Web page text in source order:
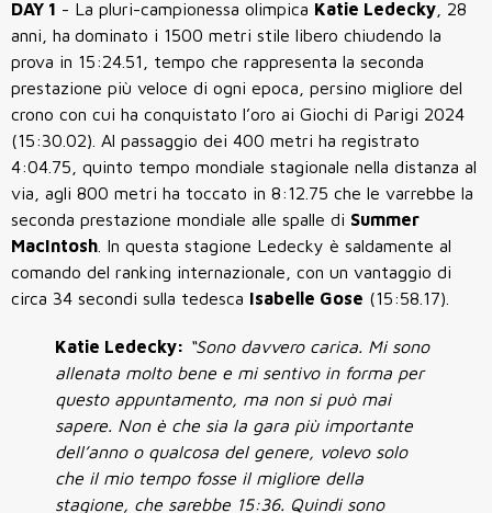
DAY 1 - La pluri-campionessa olimpica Katie Ledecky , 28
anni, ha dominato i 1500 metri stile libero chiudendo la
prova in 15:24.51, tempo che rappresenta la seconda
prestazione più veloce di ogni epoca, persino migliore del
crono con cui ha conquistato l’oro ai Giochi di Parigi 2024
(15:30.02). Al passaggio dei 400 metri ha registrato
4:04.75, quinto tempo mondiale stagionale nella distanza al
via, agli 800 metri ha toccato in 8:12.75 che le varrebbe la
seconda prestazione mondiale alle spalle di Summer
MacIntosh . In questa stagione Ledecky è saldamente al
comando del ranking internazionale, con un vantaggio di
circa 34 secondi sulla tedesca Isabelle Gose (15:58.17).
Katie Ledecky: “Sono davvero carica. Mi sono
allenata molto bene e mi sentivo in forma per
questo appuntamento, ma non si può mai
sapere. Non è che sia la gara più importante
dell’anno o qualcosa del genere, volevo solo
che il mio tempo fosse il migliore della
stagione, che sarebbe 15:36. Quindi sono